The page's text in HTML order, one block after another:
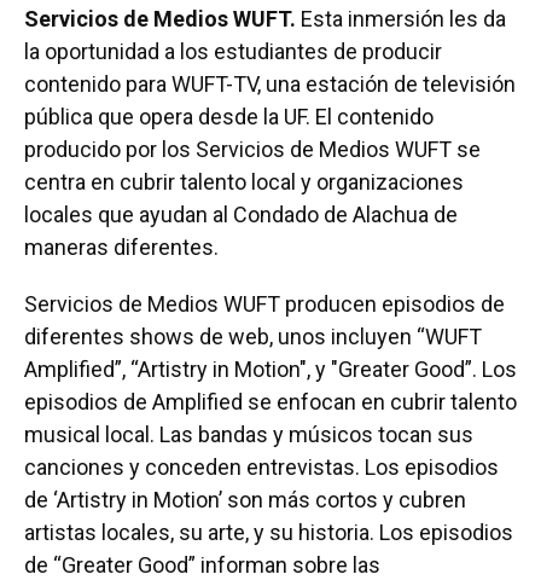
Servicios de Medios WUFT. Esta inmersión les da
la oportunidad a los estudiantes de producir
contenido para WUFT-TV, una estación de televisión
pública que opera desde la UF. El contenido
producido por los Servicios de Medios WUFT se
centra en cubrir talento local y organizaciones
locales que ayudan al Condado de Alachua de
maneras diferentes.
Servicios de Medios WUFT producen episodios de
diferentes shows de web, unos incluyen “WUFT
Amplified”, “Artistry in Motion", y "Greater Good”. Los
episodios de Amplified se enfocan en cubrir talento
musical local. Las bandas y músicos tocan sus
canciones y conceden entrevistas. Los episodios
de ‘Artistry in Motion’ son más cortos y cubren
artistas locales, su arte, y su historia. Los episodios
de “Greater Good” informan sobre las